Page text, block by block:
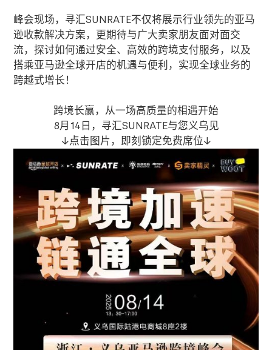
峰会现场，寻汇SUNRATE不仅将展示行业领先的亚马
逊收款解决方案，更期待与广大卖家朋友面对面交
流，探讨如何通过安全、高效的跨境支付服务，以及
搭乘亚马逊全球开店的机遇与便利，实现全球业务的
跨越式增长！
跨境长赢，从一场高质量的相遇开始
8月 14 日，寻汇SUNRATE与您义乌见
↓点击图片，即刻锁定免费席位↓